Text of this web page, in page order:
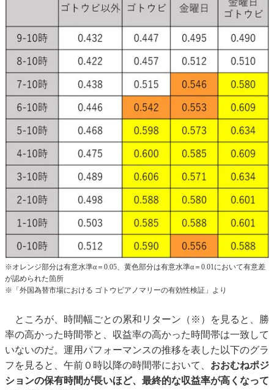
※オレンジ部分は有意水準α＝0.05、黄色部分は有意水準α＝0.01において有意差
が認められた箇所
※「外国為替市場における ゴトウビアノマリーの有効性検証」より
ところが、時間幅ごとの累和リターン（※）を見ると、勝
率の高かった時間帯と、収益率の高かった時間帯は一致して
いないのだ。運用パフォーマンスの推移を表した以下のグラ
フを見ると、午前０時以降の時間帯において、 おおむねポジ
ションの保有時間が長いほど、最終的な収益率が高くなって